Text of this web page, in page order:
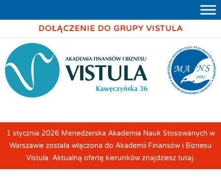
DOŁĄCZENIE DO GRUPY VISTULA
1 stycznia 2026 Menedżerska Akademia Nauk Stosowanych w
Warszawie została włączona do Akademii Finansów i Biznesu
Vistula. Aktualną ofertę kierunków znajdziesz tutaj.